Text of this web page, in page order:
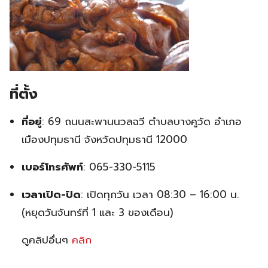
ที่ตั้ง
ที่อยู่: 69 ถนนสะพานนวลฉวี ตำบลบางคูวัด อำเภอ
เมืองปทุมธานี จังหวัดปทุมธานี 12000
เบอร์โทรศัพท์: 065-330-5115
เวลาเปิด-ปิด: เปิดทุกวัน เวลา 08:30 – 16:00 น.
(หยุดวันจันทร์ที่ 1 และ 3 ของเดือน)
ดูคลิปอื่นๆ คลิก